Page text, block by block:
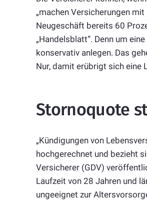
„machen Versicherungen
Neugeschäft bereits 60
„Handelsblatt“. Denn um
konservativ anlegen. Das
Nur, damit erübrigt sich eine
Stornoquote
„Kündigungen von
hochgerechnet und bezieht
Versicherer (GDV)
Laufzeit von 28 Jahren und
ungeeignet zur